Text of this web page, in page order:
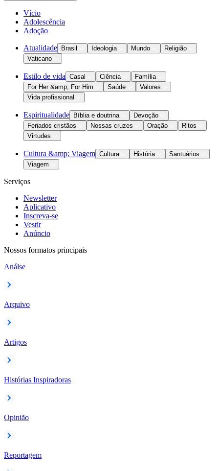
Vício
Adolescência
Adoção
Atualidade Brasil Ideologia Mundo
Religião
Vaticano
Estilo de vida Casal Ciência
Família
For Her &amp; For Him
Saúde
Valores
Vida profissional
Espiritualidade Bíblia e doutrina
Devoção
Feriados cristãos
Nossas cruzes Oração
Ritos
Virtudes
Cultura &amp; Viagem Cultura História
Santuários
Viagem
Serviços
Newsletter
Aplicativo
Inscreva-se
Vestir
Anúncio
Nossos formatos principais
Análse
Arquivo
Artigos
Histórias Inspiradoras
Opinião
Reportagem